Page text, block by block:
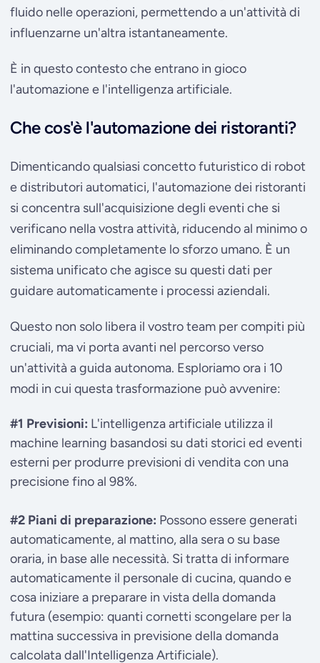
fluido nelle operazioni, permettendo a un'attività di
influenzarne un'altra istantaneamente.
È in questo contesto che entrano in gioco
l'automazione e l'intelligenza artificiale.
Che cos'è l'automazione dei ristoranti?
Dimenticando qualsiasi concetto futuristico di robot
e distributori automatici, l'automazione dei ristoranti
si concentra sull'acquisizione degli eventi che si
verificano nella vostra attività, riducendo al minimo o
eliminando completamente lo sforzo umano. È un
sistema unificato che agisce su questi dati per
guidare automaticamente i processi aziendali.
Questo non solo libera il vostro team per compiti più
cruciali, ma vi porta avanti nel percorso verso
un'attività a guida autonoma. Esploriamo ora i 10
modi in cui questa trasformazione può avvenire:
#1 Previsioni: L'intelligenza artificiale utilizza il
machine learning basandosi su dati storici ed eventi
esterni per produrre previsioni di vendita con una
precisione fino al 98%.
#2 Piani di preparazione: Possono essere generati
automaticamente, al mattino, alla sera o su base
oraria, in base alle necessità. Si tratta di informare
automaticamente il personale di cucina, quando e
cosa iniziare a preparare in vista della domanda
futura (esempio: quanti cornetti scongelare per la
mattina successiva in previsione della domanda
calcolata dall'Intelligenza Artificiale).